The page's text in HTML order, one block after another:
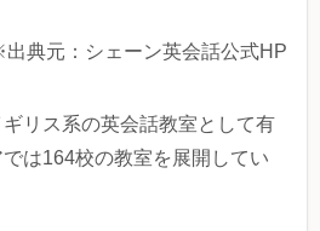
典元：シェーン英会話公式HP
リス系の英会話教室として有
は164校の教室を展開してい